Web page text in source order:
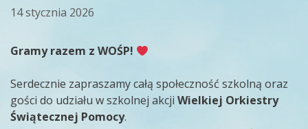
14 stycznia 2026
Gramy razem z WOŚP!
Serdecznie zapraszamy całą społeczność szkolną oraz
gości do udziału w szkolnej akcji Wielkiej Orkiestry
Świątecznej Pomocy.